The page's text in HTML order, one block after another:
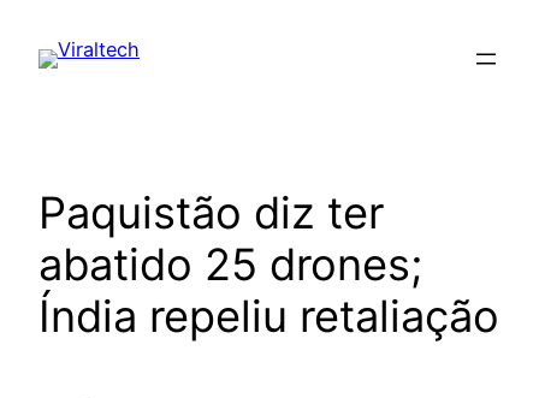
para
Paquistão diz ter
abatido 25 drones;
Índia repeliu retaliação